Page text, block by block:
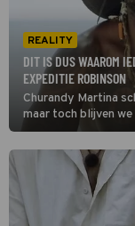
REALITY
DIT IS DUS WAAROM
EXPEDITIE ROBINSON
Churandy Martina
maar toch blijven we
alle kandidaten hem